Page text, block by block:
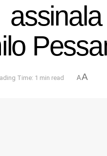
Time: 1 min read AA